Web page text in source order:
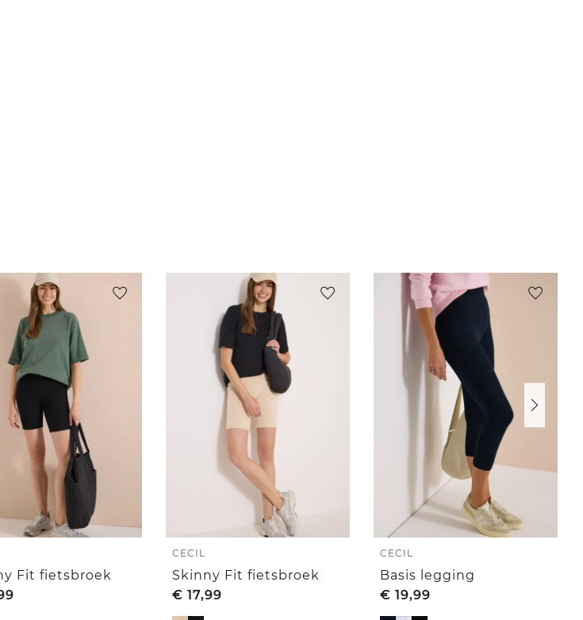
Fit fietsbroek
CECIL
Skinny Fit fietsbroek
€ 17,99
CECIL
Basis legging
€ 19,99